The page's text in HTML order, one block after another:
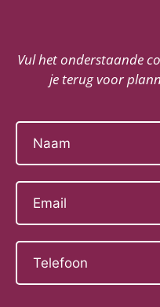
Vul het onderstaande
je terug voor